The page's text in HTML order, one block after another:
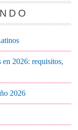
en 2026: requisitos,
2026